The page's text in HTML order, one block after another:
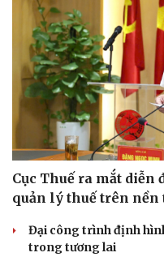
check-in
Cục Thuế ra mắt
quản lý thuế trên nền
Đại công trình định
trong tương lai